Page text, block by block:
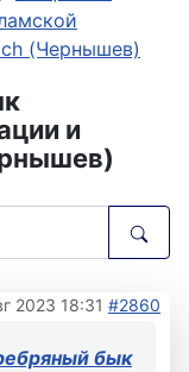
(Чернышев)
и
2023 18:31 #2860
бык